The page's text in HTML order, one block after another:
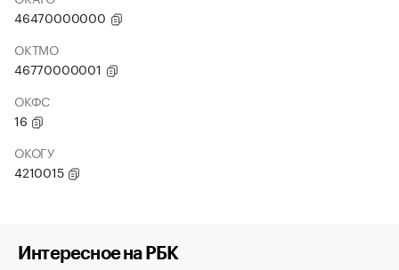
46470000000
ОКТМО
46770000001
ОКФС
16
ОКОГУ
4210015
Интересное на РБК